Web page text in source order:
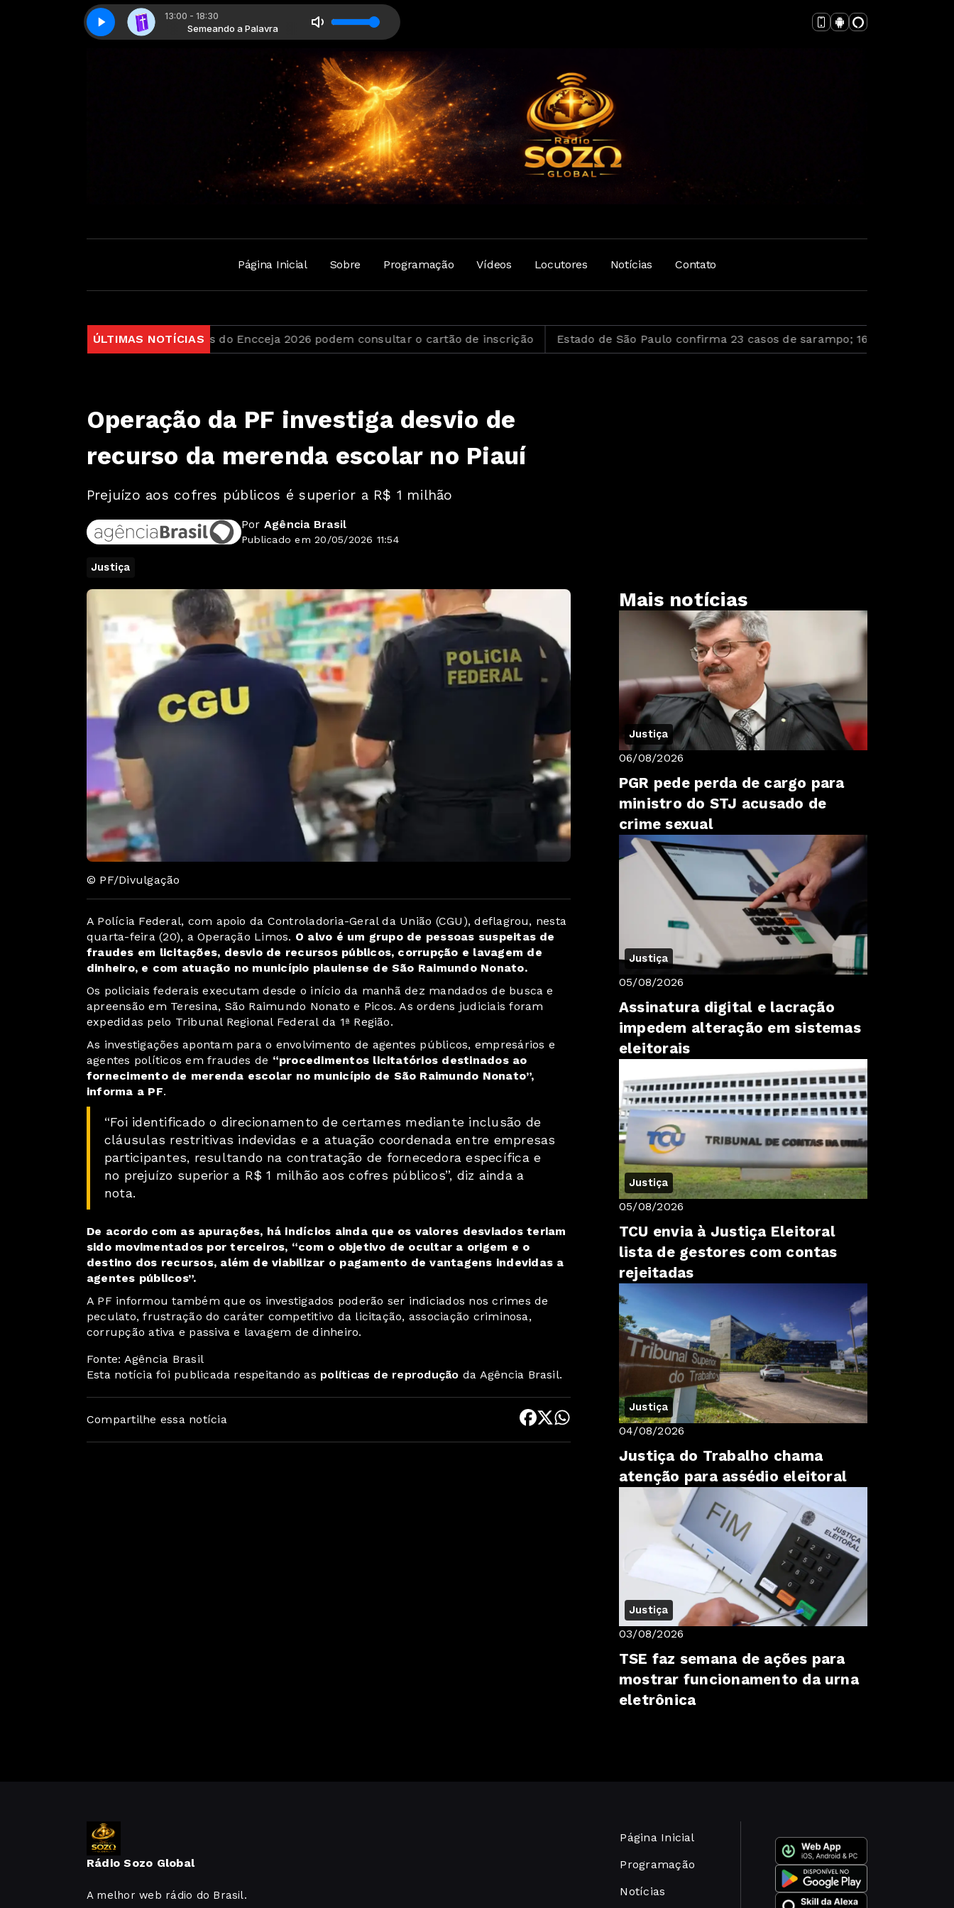
13:00 - 18:30
Semeando a Palavra Semeando a Palavra
Semeando a palavra - Parte 02 Semeando a palavra - Parte 02
Página Inicial Sobre Programação Vídeos Locutores Notícias Contato
ÚLTIMAS NOTÍCIAS
Candidatos do Encceja 2026 podem consultar o cartão de inscrição Estado de São Paulo confirma 23 casos de sarampo; 16 não se vacinaram
Operação da PF investiga desvio de
recurso da merenda escolar no Piauí
Prejuízo aos cofres públicos é superior a R$ 1 milhão
Por Agência Brasil
Publicado em 20/05/2026 11:54
Justiça
© PF/Divulgação
A Polícia Federal, com apoio da Controladoria-Geral da União (CGU), deflagrou, nesta
quarta-feira (20), a Operação Limos. O alvo é um grupo de pessoas suspeitas de
fraudes em licitações, desvio de recursos públicos, corrupção e lavagem de
dinheiro, e com atuação no município piauiense de São Raimundo Nonato.
Os policiais federais executam desde o início da manhã dez mandados de busca e
apreensão em Teresina, São Raimundo Nonato e Picos. As ordens judiciais foram
expedidas pelo Tribunal Regional Federal da 1ª Região.
As investigações apontam para o envolvimento de agentes públicos, empresários e
agentes políticos em fraudes de “procedimentos licitatórios destinados ao
fornecimento de merenda escolar no município de São Raimundo Nonato”,
informa a PF.
“Foi identificado o direcionamento de certames mediante inclusão de
cláusulas restritivas indevidas e a atuação coordenada entre empresas
participantes, resultando na contratação de fornecedora específica e
no prejuízo superior a R$ 1 milhão aos cofres públicos”, diz ainda a
nota.
De acordo com as apurações, há indícios ainda que os valores desviados teriam
sido movimentados por terceiros, “com o objetivo de ocultar a origem e o
destino dos recursos, além de viabilizar o pagamento de vantagens indevidas a
agentes públicos”.
A PF informou também que os investigados poderão ser indiciados nos crimes de
peculato, frustração do caráter competitivo da licitação, associação criminosa,
corrupção ativa e passiva e lavagem de dinheiro.
Fonte: Agência Brasil
Esta notícia foi publicada respeitando as políticas de reprodução da Agência Brasil.
Compartilhe essa notícia
Mais notícias
Justiça
06/08/2026
PGR pede perda de cargo para
ministro do STJ acusado de
crime sexual
Justiça
05/08/2026
Assinatura digital e lacração
impedem alteração em sistemas
eleitorais
Justiça
05/08/2026
TCU envia à Justiça Eleitoral
lista de gestores com contas
rejeitadas
Justiça
04/08/2026
Justiça do Trabalho chama
atenção para assédio eleitoral
Justiça
03/08/2026
TSE faz semana de ações para
mostrar funcionamento da urna
eletrônica
Rádio Sozo Global
A melhor web rádio do Brasil.
Página Inicial
Programação
Notícias